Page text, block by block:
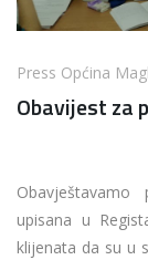
Press Općina
Obavijest za
upisana u
klijenata da su u